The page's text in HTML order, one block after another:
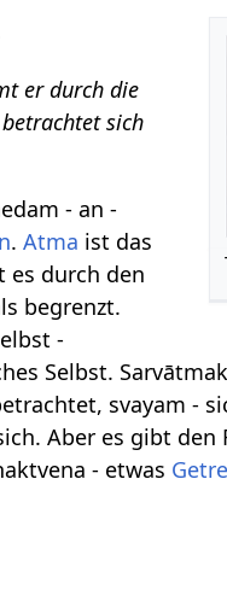
er durch die
sich
- an -
.Atma ist das
es durch den
begrenzt.
-
Selbst.
svayam -
Aber es gibt
- etwas